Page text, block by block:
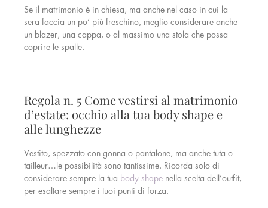
Se il matrimonio è in chiesa, ma anche nel caso in cui la
sera faccia un po’ più freschino, meglio considerare anche
un blazer, una cappa, o al massimo una stola che possa
coprire le spalle.
Regola n. 5 Come vestirsi al matrimonio
d’estate: occhio alla tua body shape e
alle lunghezze
Vestito, spezzato con gonna o pantalone, ma anche tuta o
tailleur…le possibilità sono tantissime. Ricorda solo di
considerare sempre la tua body shape nella scelta dell’outfit,
per esaltare sempre i tuoi punti di forza.